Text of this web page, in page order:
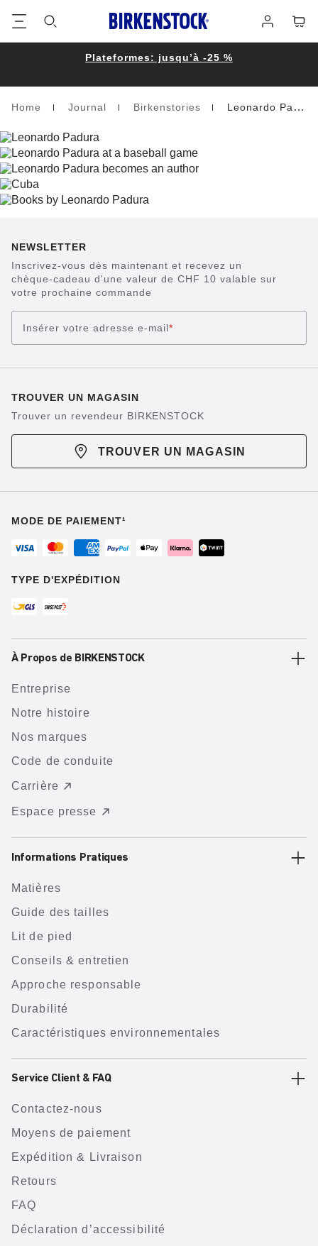
connecter
Plateformes: jusqu’à -25 %
Homepage
Home Journal Birkenstories Leonardo Padura
NEWSLETTER
Inscrivez-vous dès maintenant et recevez un
chèque-cadeau d'une valeur de CHF 10 valable sur
votre prochaine commande
Insérer votre adresse e-mail*
TROUVER UN MAGASIN
Trouver un revendeur BIRKENSTOCK
TROUVER UN MAGASIN
MODE DE PAIEMENT¹
TYPE D'EXPÉDITION
À Propos de BIRKENSTOCK
Entreprise
Notre histoire
Nos marques
Code de conduite
Carrière
Espace presse
Informations Pratiques
Matières
Guide des tailles
Lit de pied
Conseils & entretien
Approche responsable
Durabilité
Caractéristiques environnementales
Service Client & FAQ
Contactez-nous
Moyens de paiement
Expédition & Livraison
Retours
FAQ
Déclaration d’accessibilité